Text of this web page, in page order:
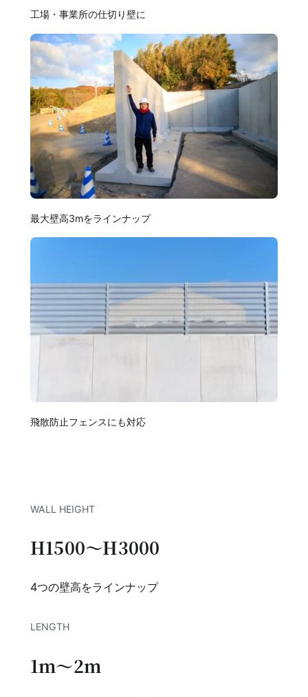
工場・事業所の仕切り壁に
最大壁高3mをラインナップ
飛散防止フェンスにも対応
WALL HEIGHT
H1500〜H3000
4つの壁高をラインナップ
LENGTH
1m〜2m